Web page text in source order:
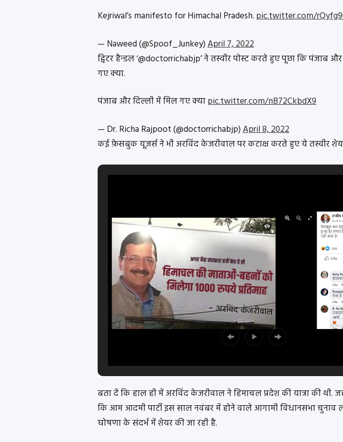
Kejriwal’s manifesto for Himachal Pradesh. pic.twitter.com/
— Naweed (@Spoof_Junkey)April 7, 2022
ट्विटर हैन्डल ‘@doctorrichabjp’ ने तस्वीर पोस्ट करते हुए पूछा कि पंजाब
गए क्या.
पंजाब और दिल्ली में मिल गए क्याpic.twitter.com/nB72CkbdX9
— Dr. Richa Rajpoot (@doctorrichabjp)April 8, 2022
कई फ़ेसबुक यूज़र्स ने भी अरविंद केजरीवाल पर कटाक्ष करते हुए ये तस्वीर
बता दें कि हाल ही में अरविंद केजरीवाल ने हिमाचल प्रदेश की यात्रा की थी.
कि आम आदमी पार्टी इस साल नवंबर में होने वाले आगामी विधानसभा चुनाव
घोषणा के संदर्भ में शेयर की जा रही है.